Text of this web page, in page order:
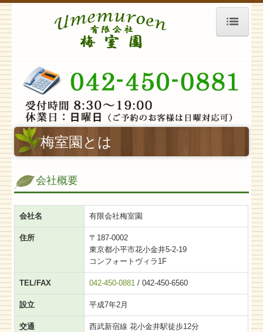
梅室園とは
施工事例
エクステリア＆ガーデン
リフォーム
樹木＆花
ご相談・お問い合わせ
お客様の声
梅室園とは
会社概要
会社名 有限会社梅室園
住所
〒187-0002
東京都小平市花小金井5-2-19
コンフォートヴィラ1F
TEL/FAX 042-450-0881 / 042-450-6560
設立 平成7年2月
交通 西武新宿線 花小金井駅徒歩12分